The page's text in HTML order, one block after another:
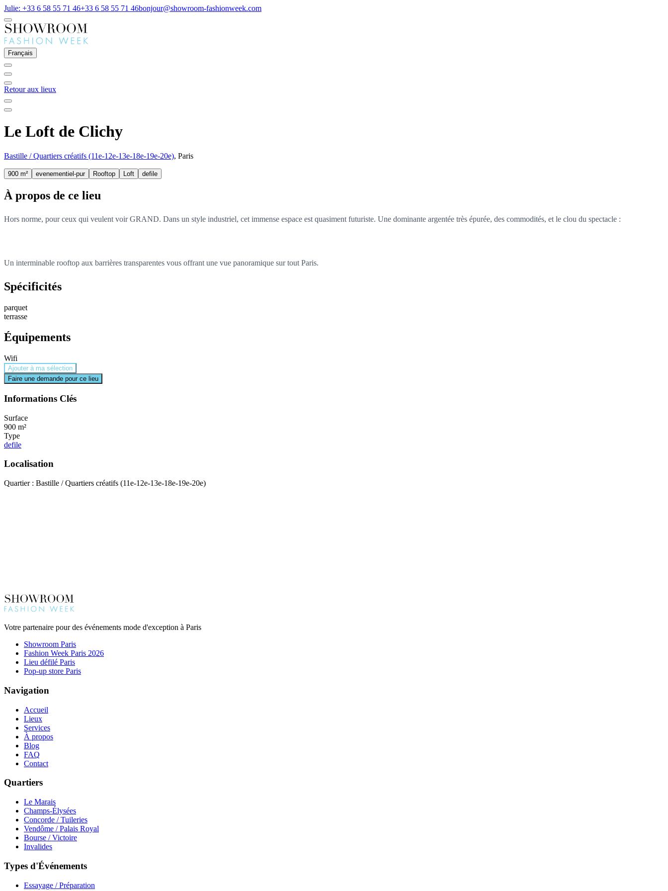
Julie: +33 6 58 55 71 46+33 6 58 55 71 46bonjour@showroom-fashionweek.com
Français
Retour aux lieux
Le Loft de Clichy
Bastille / Quartiers créatifs (11e-12e-13e-18e-19e-20e), Paris
900 m² evenementiel-pur Rooftop Loft defile
À propos de ce lieu
Hors norme, pour ceux qui veulent voir GRAND. Dans un style industriel, cet immense espace est quasiment futuriste. Une dominante argentée très épurée, des commodités, et le clou du spectacle :
Un interminable rooftop aux barrières transparentes vous offrant une vue panoramique sur tout Paris.
Spécificités
parquet
terrasse
Équipements
Wifi
Ajouter à ma sélection
Faire une demande pour ce lieu
Informations Clés
Surface
900 m²
Type
defile
Localisation
Quartier : Bastille / Quartiers créatifs (11e-12e-13e-18e-19e-20e)
Votre partenaire pour des événements mode d'exception à Paris
Showroom Paris
Fashion Week Paris 2026
Lieu défilé Paris
Pop-up store Paris
Navigation
Accueil
Lieux
Services
À propos
Blog
FAQ
Contact
Quartiers
Le Marais
Champs-Élysées
Concorde / Tuileries
Vendôme / Palais Royal
Bourse / Victoire
Invalides
Types d'Événements
Essayage / Préparation